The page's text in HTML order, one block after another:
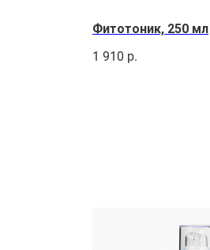
Фитотоник, 250 мл
1 910 р.